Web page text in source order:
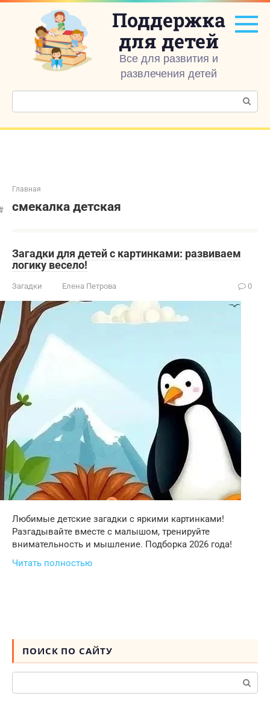
Перейти
контенту
Поддержка
для детей
Все для развития и
развлечения детей
Поиск:
Главная
смекалка детская
Загадки для детей с картинками: развиваем
логику весело!
Загадки Елена Петрова 0
Любимые детские загадки с яркими картинками!
Разгадывайте вместе с малышом, тренируйте
внимательность и мышление. Подборка 2026 года!
Читать полностью
ПОИСК ПО САЙТУ